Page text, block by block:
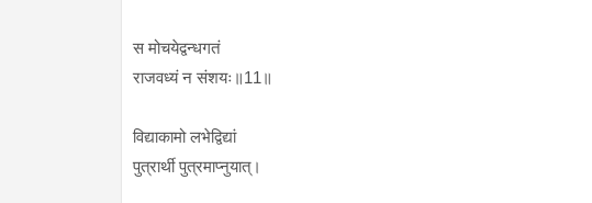
स मोचयेद्वन्धगतं
राजवध्यं न संशयः॥11॥
विद्याकामो लभेद्विद्यां
पुत्रार्थी पुत्रमाप्नुयात्।